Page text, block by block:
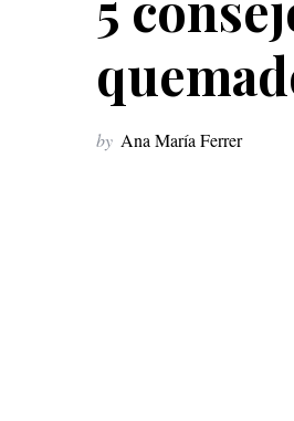
by Ana María Ferrer